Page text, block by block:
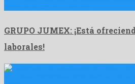
GRUPO JUMEX: ¡Está
laborales!